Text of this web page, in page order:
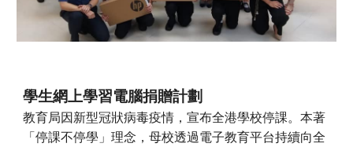
學生網上學習電腦捐贈計劃
教育局因新型冠狀病毒疫情，宣布全港學校停課。本著
「停課不停學」理念，母校透過電子教育平台持續向全